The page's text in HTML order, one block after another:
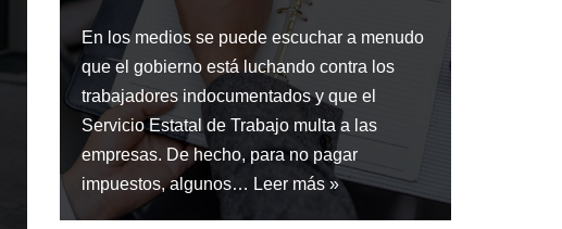
En los medios se puede escuchar a menudo
que el gobierno está luchando contra los
trabajadores indocumentados y que el
Servicio Estatal de Trabajo multa a las
empresas. De hecho, para no pagar
impuestos, algunos… Leer más »